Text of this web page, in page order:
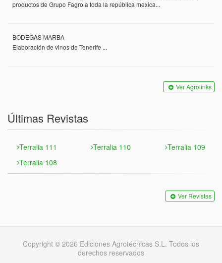
productos de Grupo Fagro a toda la república mexica...
BODEGAS MARBA
Elaboración de vinos de Tenerife ...
Ver Agrolinks
Últimas Revistas
Terralia 111 Terralia 110
Terralia 109
Terralia 108
Ver Revistas
Copyright © 2026 Ediciones Agrotécnicas S.L. Todos los
derechos reservados